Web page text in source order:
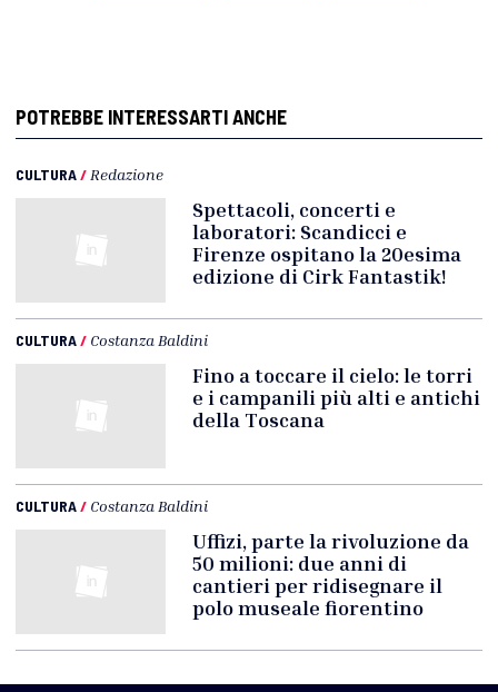
POTREBBE INTERESSARTI ANCHE
CULTURA/ Redazione
Spettacoli, concerti e
laboratori: Scandicci e
Firenze ospitano la 20esima
edizione di Cirk Fantastik!
CULTURA/ Costanza Baldini
Fino a toccare il cielo: le torri
e i campanili più alti e antichi
della Toscana
CULTURA/ Costanza Baldini
Uffizi, parte la rivoluzione da
50 milioni: due anni di
cantieri per ridisegnare il
polo museale fiorentino